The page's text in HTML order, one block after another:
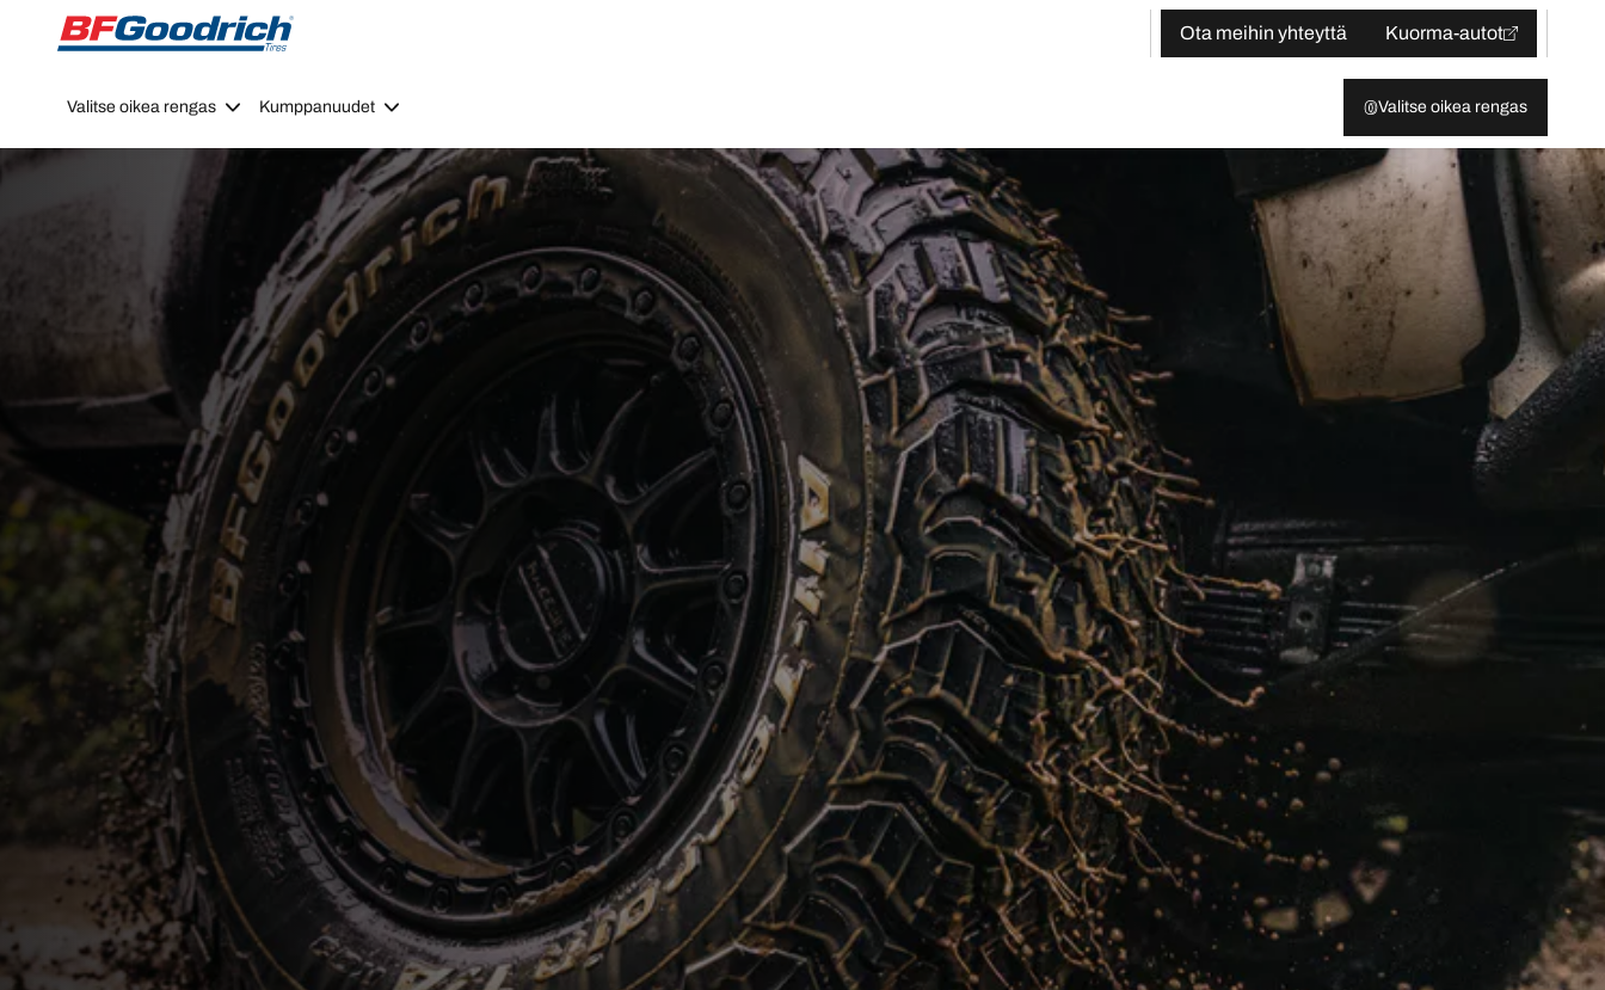
Go to page content
Go to page navigation
Ota meihin yhteyttä
Kuorma-autot
Valitse oikea rengas Kumppanuudet Valitse oikea rengas